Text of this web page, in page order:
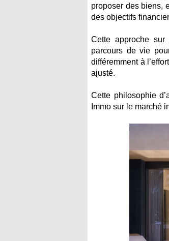
proposer des biens,
des objectifs
Cette approche sur
parcours de vie
différemment à
ajusté.
Cette philosophie
Immo sur le marché